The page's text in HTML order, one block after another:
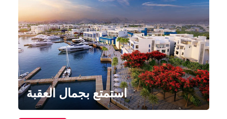
استمتع بجمال العقبة